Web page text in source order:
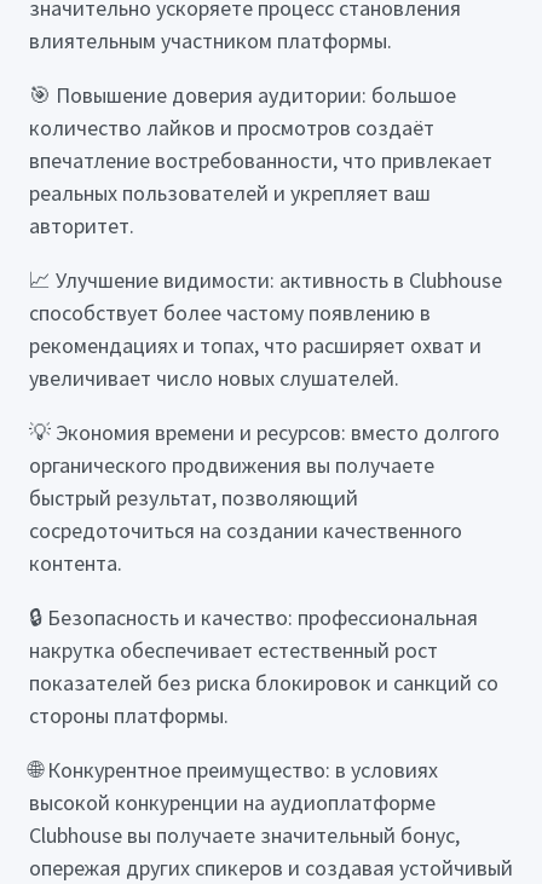
значительно ускоряете процесс становления
влиятельным участником платформы.
🎯 Повышение доверия аудитории: большое
количество лайков и просмотров создаёт
впечатление востребованности, что привлекает
реальных пользователей и укрепляет ваш
авторитет.
📈 Улучшение видимости: активность в Clubhouse
способствует более частому появлению в
рекомендациях и топах, что расширяет охват и
увеличивает число новых слушателей.
💡 Экономия времени и ресурсов: вместо долгого
органического продвижения вы получаете
быстрый результат, позволяющий
сосредоточиться на создании качественного
контента.
🔒 Безопасность и качество: профессиональная
накрутка обеспечивает естественный рост
показателей без риска блокировок и санкций со
стороны платформы.
🌐 Конкурентное преимущество: в условиях
высокой конкуренции на аудиоплатформе
Clubhouse вы получаете значительный бонус,
опережая других спикеров и создавая устойчивый